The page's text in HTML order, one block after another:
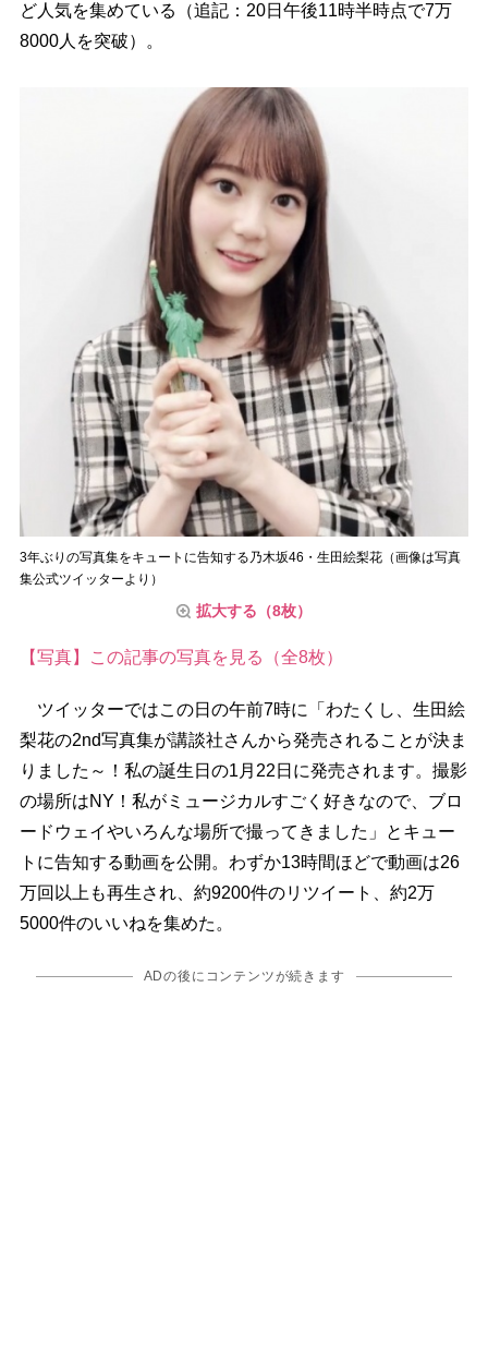
ど人気を集めている（追記：20日午後11時半時点で7万
8000人を突破）。
3年ぶりの写真集をキュートに告知する乃木坂46・生田絵梨花（画像は写真
集公式ツイッターより）
拡大する（8枚）
【写真】この記事の写真を見る（全8枚）
ツイッターではこの日の午前7時に「わたくし、生田絵
梨花の2nd写真集が講談社さんから発売されることが決ま
りました～！私の誕生日の1月22日に発売されます。撮影
の場所はNY！私がミュージカルすごく好きなので、ブロ
ードウェイやいろんな場所で撮ってきました」とキュー
トに告知する動画を公開。わずか13時間ほどで動画は26
万回以上も再生され、約9200件のリツイート、約2万
5000件のいいねを集めた。
ADの後にコンテンツが続きます